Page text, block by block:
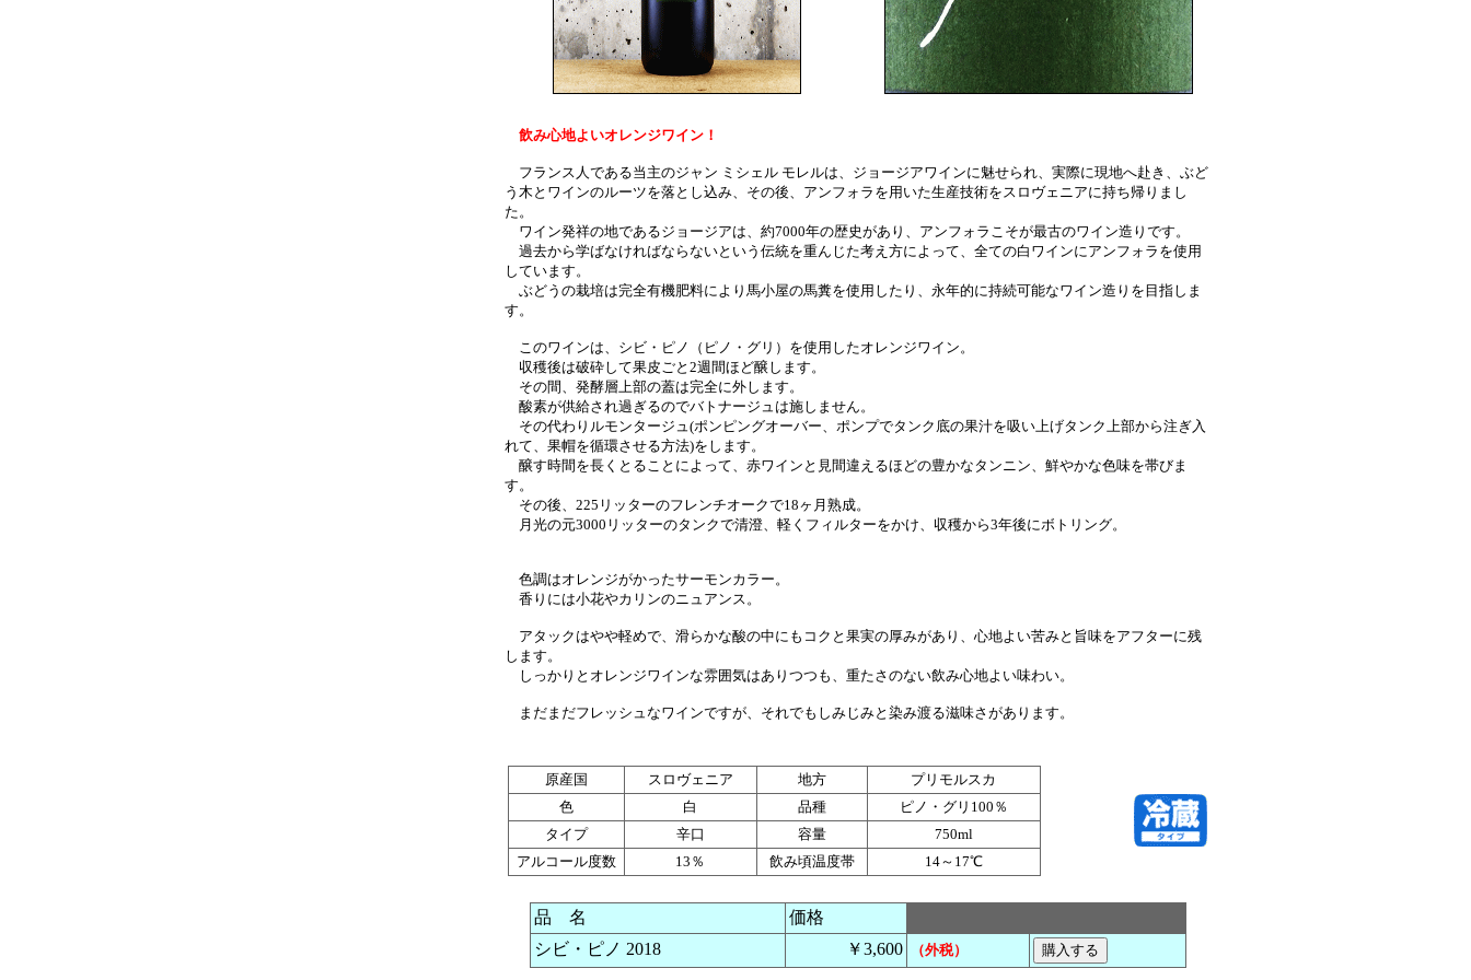
飲み心地よいオレンジワイン！
フランス人である当主のジャン ミシェル モレルは、ジョージアワインに魅せられ、実際に現地へ赴き、ぶど
う木とワインのルーツを落とし込み、その後、アンフォラを用いた生産技術をスロヴェニアに持ち帰りまし
た。
ワイン発祥の地であるジョージアは、約7000年の歴史があり、アンフォラこそが最古のワイン造りです。
過去から学ばなければならないという伝統を重んじた考え方によって、全ての白ワインにアンフォラを使用
しています。
ぶどうの栽培は完全有機肥料により馬小屋の馬糞を使用したり、永年的に持続可能なワイン造りを目指しま
す。
このワインは、シビ・ピノ（ピノ・グリ）を使用したオレンジワイン。
収穫後は破砕して果皮ごと2週間ほど醸します。
その間、発酵層上部の蓋は完全に外します。
酸素が供給され過ぎるのでバトナージュは施しません。
その代わりルモンタージュ(ポンピングオーバー、ポンプでタンク底の果汁を吸い上げタンク上部から注ぎ入
れて、果帽を循環させる方法)をします。
醸す時間を長くとることによって、赤ワインと見間違えるほどの豊かなタンニン、鮮やかな色味を帯びま
す。
その後、225リッターのフレンチオークで18ヶ月熟成。
月光の元3000リッターのタンクで清澄、軽くフィルターをかけ、収穫から3年後にボトリング。
色調はオレンジがかったサーモンカラー。
香りには小花やカリンのニュアンス。
アタックはやや軽めで、滑らかな酸の中にもコクと果実の厚みがあり、心地よい苦みと旨味をアフターに残
します。
しっかりとオレンジワインな雰囲気はありつつも、重たさのない飲み心地よい味わい。
まだまだフレッシュなワインですが、それでもしみじみと染み渡る滋味さがあります。
原産国 スロヴェニア 地方
プリモルスカ
色
白 品種
ピノ・グリ100％
タイプ
辛口 容量
750ml
アルコール度数
13％ 飲み頃温度帯 14～17℃
品 名
価格
シビ・ピノ 2018
￥3,600 （外税）